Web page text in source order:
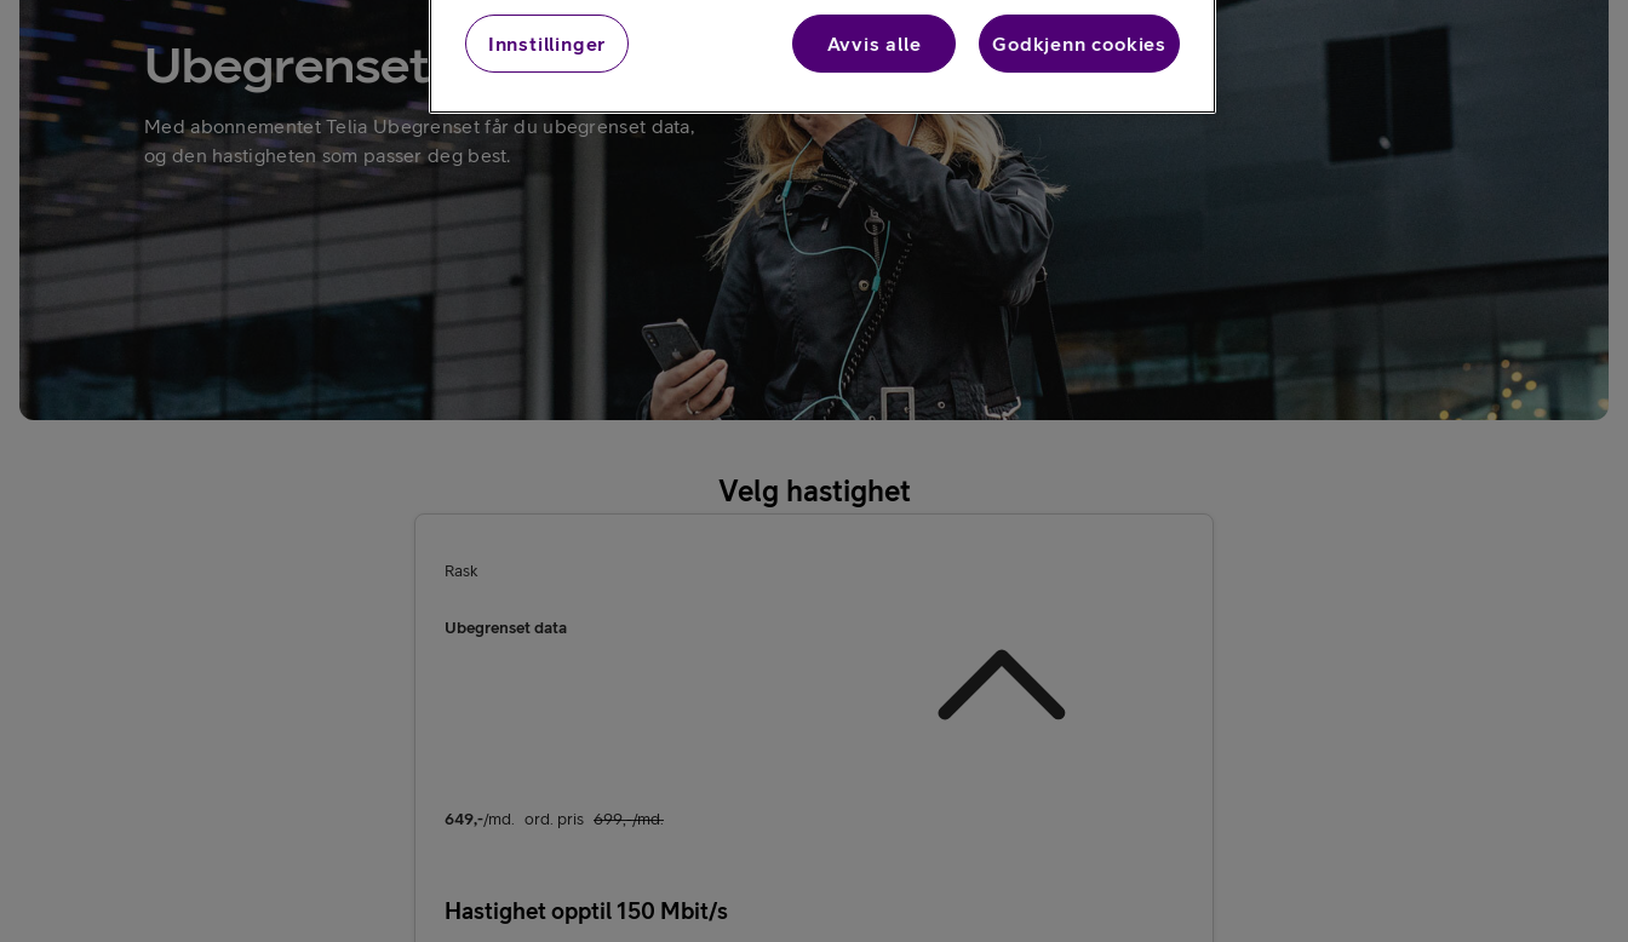
Be om tilbud Telia Ubegrenset
Telia Dobbel
Data Boost for ansatte
Ekstra datapakke for ansatte
Ubegrenset data
Med abonnementet Telia Ubegrenset får du ubegrenset data,
og den hastigheten som passer deg best.
Velg hastighet
Rask
Ubegrenset data
649,-/md. ord. pris 699,-/md.
Hastighet opptil 150 Mbit/s
Innstillinger Avvis alle Godkjenn cookies